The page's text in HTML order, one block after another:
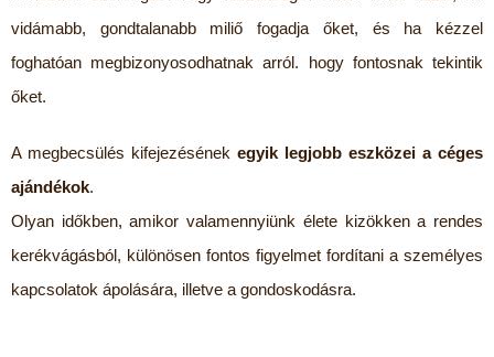
vidámabb, gondtalanabb miliő fogadja őket, és ha kézzel
foghatóan megbizonyosodhatnak arról. hogy fontosnak tekintik
őket.
A megbecsülés kifejezésének egyik legjobb eszközei a céges
ajándékok.
Olyan időkben, amikor valamennyiünk élete kizökken a rendes
kerékvágásból, különösen fontos figyelmet fordítani a személyes
kapcsolatok ápolására, illetve a gondoskodásra.